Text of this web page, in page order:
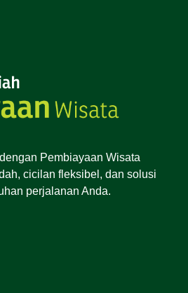
Pembiayaan Wisata
cicilan fleksibel, dan solusi
perjalanan Anda.